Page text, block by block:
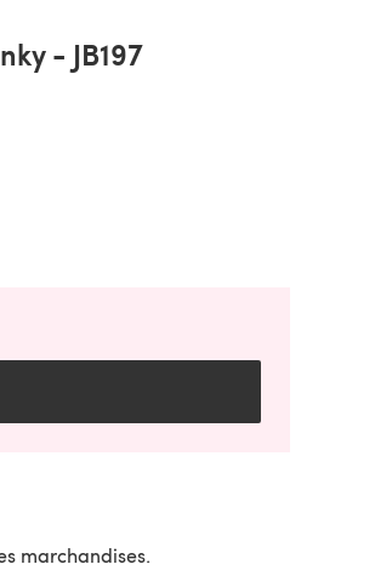
- JB197
marchandises.